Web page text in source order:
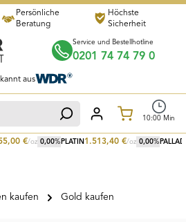
€/oz 0,00% PLATIN 1.513,40 €/oz 0,00%
Persönliche
Beratung
Höchste
Sicherheit
Service und Bestellhotline
0201 74 74 79 0
aus
10:00 Min
kaufen Gold kaufen